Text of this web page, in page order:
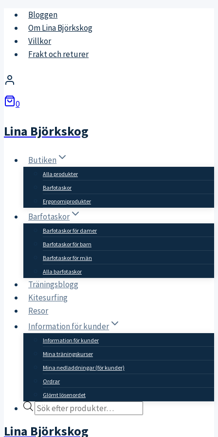
Skip
content
Bloggen
Om Lina Björkskog
Villkor
Frakt och returer
0
Lina Björkskog
Butiken
Alla produkter
Barfotaskor
Ergonomiprodukter
Barfotaskor
Barfotaskor för damer
Barfotaskor för barn
Barfotaskor för män
Alla barfotaskor
Träningsblogg
Kitesurfing
Resor
Information för kunder
Information för kunder
Mina träningskurser
Mina nedladdningar (för kunder)
Ordrar
Glömt lösenordet
Products
Lina Björkskog